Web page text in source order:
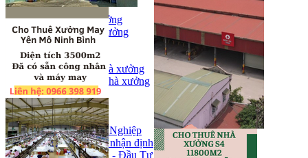
Trang chủ
Bán kho, nhà xưởng
Bán kho xưởng
Kho
Mặt bằng
Cho thuê kho, nhà xưởng
Cho thuê nhà xưởng
Kho
Mặt bằng
Tin tức
Khu Công Nghiệp
Phân tích - nhận định
Chính sách - Đầu Tư